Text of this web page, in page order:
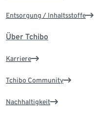
Entsorgung / Inhaltsstoffe
Über Tchibo
Karriere
Tchibo Community
Nachhaltigkeit